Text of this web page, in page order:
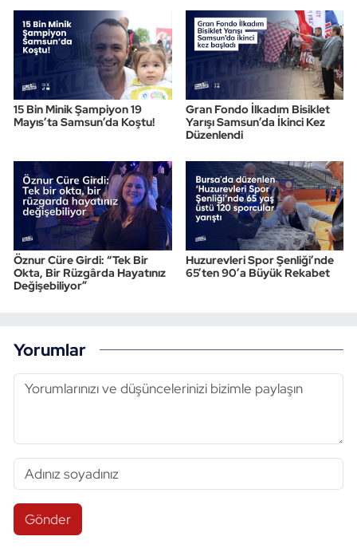
15 Bin Minik Şampiyon 19
Mayıs’ta Samsun’da Koştu!
Gran Fondo İlkadım Bisiklet
Yarışı Samsun’da İkinci Kez
Düzenlendi
Öznur Cüre Girdi: “Tek Bir
Okta, Bir Rüzgârda Hayatınız
Değişebiliyor”
Huzurevleri Spor Şenliği’nde
65’ten 90’a Büyük Rekabet
Yorumlar
Gönder